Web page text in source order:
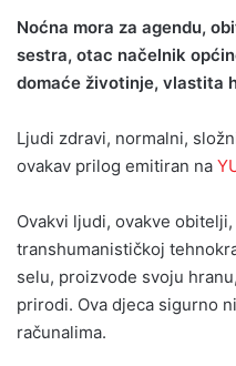
Noćna mora za agendu,
sestra, otac načelnik
domaće životinje, vlastita
Ljudi zdravi, normalni,
ovakav prilog emitiran na
Ovakvi ljudi, ovakve
transhumanističkoj
selu, proizvode svoju
prirodi. Ova djeca sigurno
računalima.